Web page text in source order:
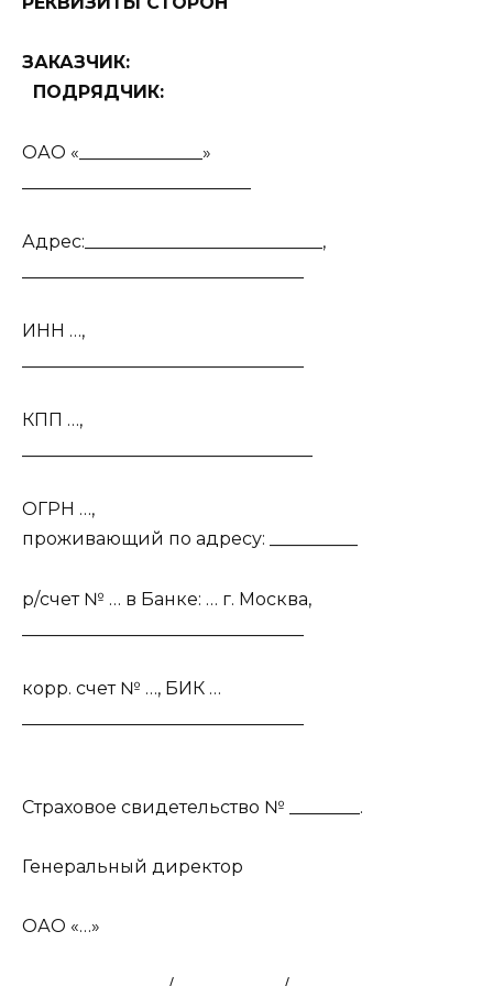
ЗАКАЗЧИК:
ПОДРЯДЧИК:
ОАО «______________»
Адрес:___________________________,
ИНН …,
КПП …,
ОГРН …,
проживающий по адресу: __________
р/счет № … в Банке: … г. Москва,
корр. счет № …, БИК …
Страховое свидетельство № ________.
Генеральный директор
ОАО «…»